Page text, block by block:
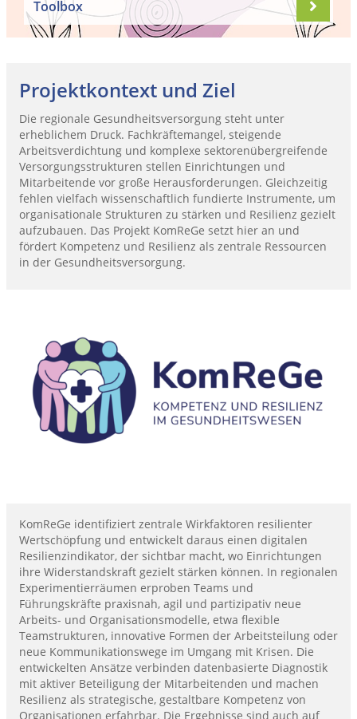
Toolbox
Projektkontext und Ziel
Die regionale Gesundheitsversorgung steht unter
erheblichem Druck. Fachkräftemangel, steigende
Arbeitsverdichtung und komplexe sektorenübergreifende
Versorgungsstrukturen stellen Einrichtungen und
Mitarbeitende vor große Herausforderungen. Gleichzeitig
fehlen vielfach wissenschaftlich fundierte Instrumente, um
organisationale Strukturen zu stärken und Resilienz gezielt
aufzubauen. Das Projekt KomReGe setzt hier an und
fördert Kompetenz und Resilienz als zentrale Ressourcen
in der Gesundheitsversorgung.
KomReGe identifiziert zentrale Wirkfaktoren resilienter
Wertschöpfung und entwickelt daraus einen digitalen
Resilienzindikator, der sichtbar macht, wo Einrichtungen
ihre Widerstandskraft gezielt stärken können. In regionalen
Experimentierräumen erproben Teams und
Führungskräfte praxisnah, agil und partizipativ neue
Arbeits- und Organisationsmodelle, etwa flexible
Teamstrukturen, innovative Formen der Arbeitsteilung oder
neue Kommunikationswege im Umgang mit Krisen. Die
entwickelten Ansätze verbinden datenbasierte Diagnostik
mit aktiver Beteiligung der Mitarbeitenden und machen
Resilienz als strategische, gestaltbare Kompetenz von
Organisationen erfahrbar. Die Ergebnisse sind auch auf